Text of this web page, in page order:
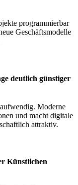
programmierbar
Geschäftsmodelle
deutlich günstiger
Moderne
und macht digitale
attraktiv.
Künstlichen